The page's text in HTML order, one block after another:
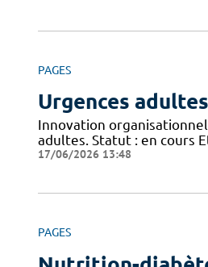
PAGES
Urgences adultes
Innovation
adultes. Statut : en cours
17/06/2026 13:48
PAGES